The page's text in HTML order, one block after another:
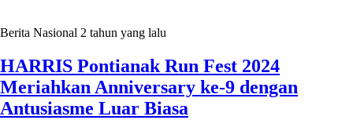
Berita Nasional 2 tahun yang lalu
HARRIS Pontianak Run Fest 2024
Meriahkan Anniversary ke-9 dengan
Antusiasme Luar Biasa